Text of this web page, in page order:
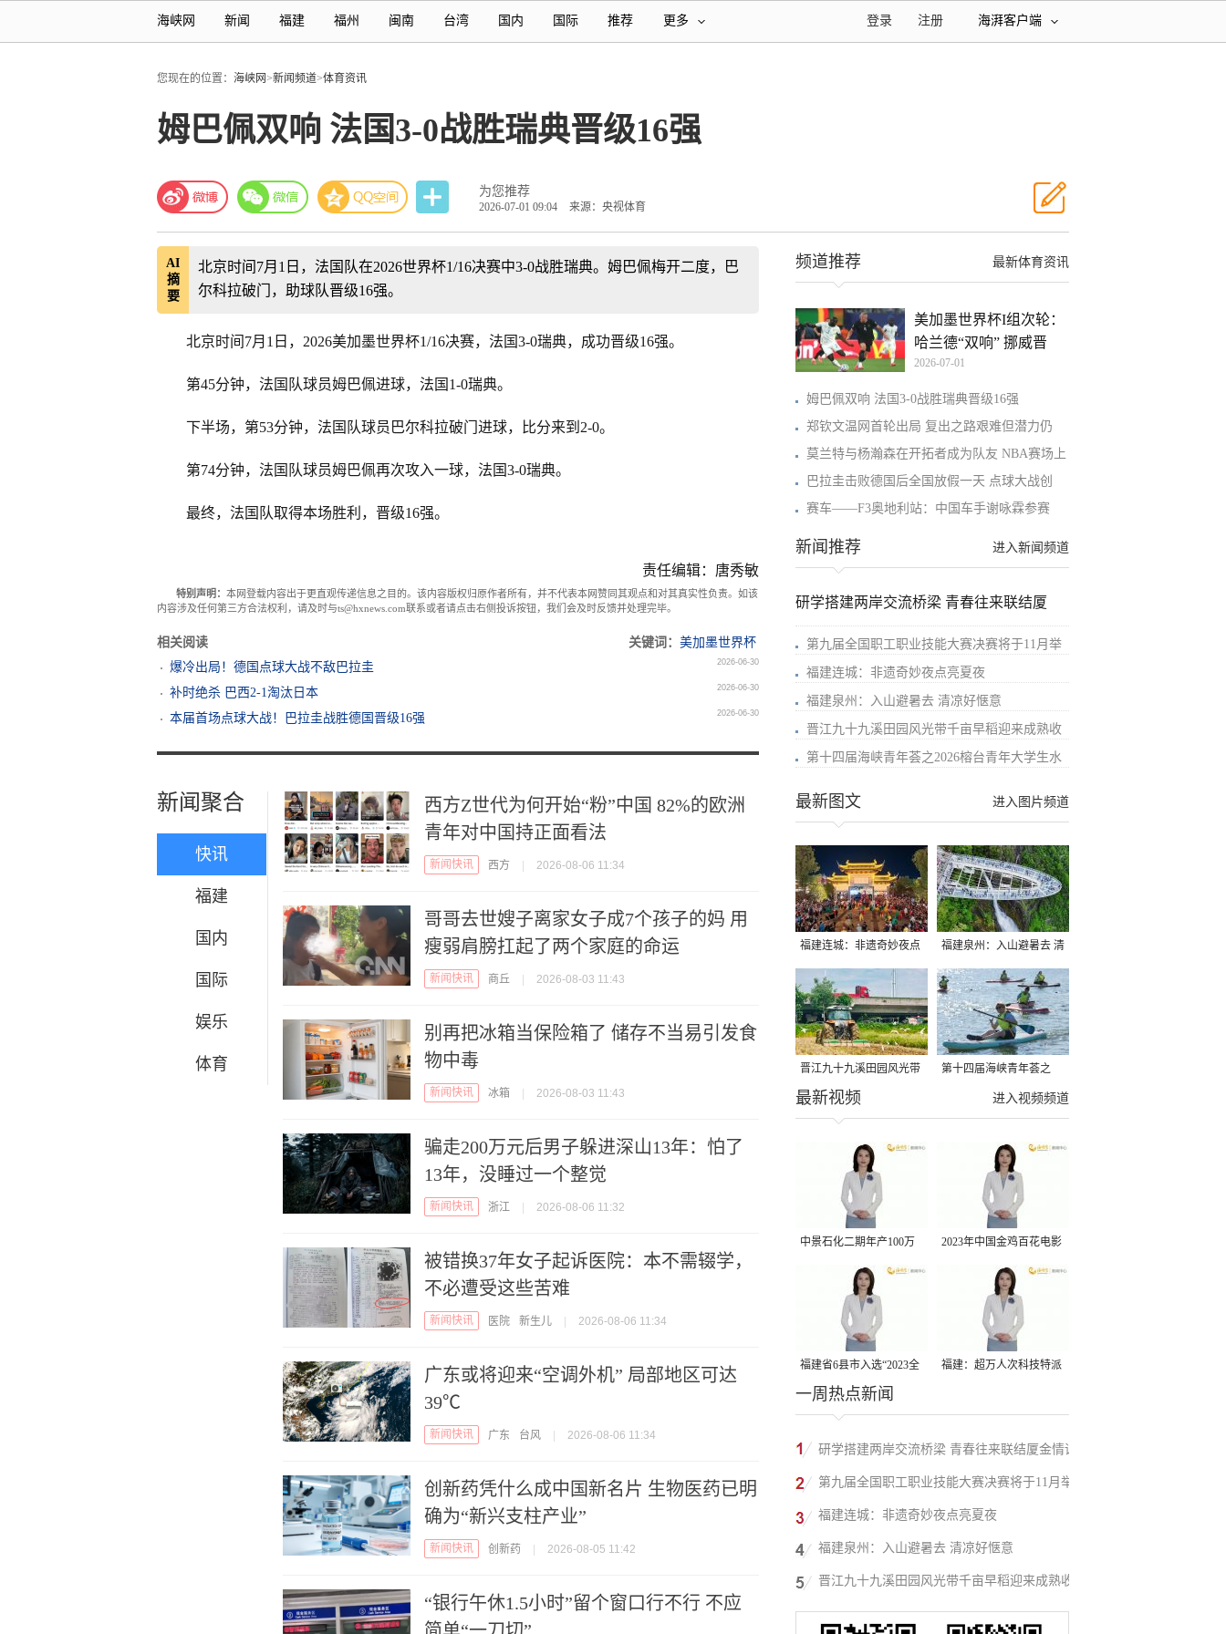
海峡网 新闻 福建 福州 闽南 台湾 国内 国际 推荐 更多 海湃客户端
注册
登录
您现在的位置： 海峡网>新闻频道>体育资讯
姆巴佩双响 法国3-0战胜瑞典晋级16强
为您推荐
2026-07-01 09:04 来源：央视体育
AI
摘
要
北京时间7月1日，法国队在2026世界杯1/16决赛中3-0战胜瑞典。姆巴佩梅开二度，巴
尔科拉破门，助球队晋级16强。
北京时间7月1日，2026美加墨世界杯1/16决赛，法国3-0瑞典，成功晋级16强。
第45分钟，法国队球员姆巴佩进球，法国1-0瑞典。
下半场，第53分钟，法国队球员巴尔科拉破门进球，比分来到2-0。
第74分钟，法国队球员姆巴佩再次攻入一球，法国3-0瑞典。
最终，法国队取得本场胜利，晋级16强。
责任编辑：唐秀敏
特别声明： 本网登载内容出于更直观传递信息之目的。该内容版权归原作者所有，并不代表本网赞同其观点和对其真实性负责。如该
内容涉及任何第三方合法权利，请及时与ts@hxnews.com联系或者请点击右侧投诉按钮，我们会及时反馈并处理完毕。
相关阅读 关键词： 美加墨世界杯
爆冷出局！德国点球大战不敌巴拉圭
2026-06-30
补时绝杀 巴西2-1淘汰日本 2026-06-30
本届首场点球大战！巴拉圭战胜德国晋级16强 2026-06-30
新闻聚合
快讯
福建
国内
国际
娱乐
体育
西方Z世代为何开始“粉”中国 82%的欧洲
青年对中国持正面看法
新闻快讯 西方 2026-08-06 11:34
哥哥去世嫂子离家女子成7个孩子的妈 用
瘦弱肩膀扛起了两个家庭的命运
新闻快讯 商丘 2026-08-03 11:43
别再把冰箱当保险箱了 储存不当易引发食
物中毒
新闻快讯 冰箱 2026-08-03 11:43
骗走200万元后男子躲进深山13年：怕了
13年，没睡过一个整觉
新闻快讯 浙江 2026-08-06 11:32
被错换37年女子起诉医院：本不需辍学，
不必遭受这些苦难
新闻快讯 医院 新生儿 2026-08-06 11:34
广东或将迎来“空调外机” 局部地区可达
39℃
新闻快讯 广东 台风 2026-08-06 11:34
创新药凭什么成中国新名片 生物医药已明
确为“新兴支柱产业”
新闻快讯 创新药 2026-08-05 11:42
“银行午休1.5小时”留个窗口行不行 不应
最新体育资讯
频道推荐
美加墨世界杯I组次轮：
哈兰德“双响” 挪威晋
2026-07-01
姆巴佩双响 法国3-0战胜瑞典晋级16强
郑钦文温网首轮出局 复出之路艰难但潜力仍
莫兰特与杨瀚森在开拓者成为队友 NBA赛场上
巴拉圭击败德国后全国放假一天 点球大战创
赛车——F3奥地利站：中国车手谢咏霖参赛
进入新闻频道
新闻推荐
研学搭建两岸交流桥梁 青春往来联结厦
第九届全国职工职业技能大赛决赛将于11月举
福建连城：非遗奇妙夜点亮夏夜
福建泉州：入山避暑去 清凉好惬意
晋江九十九溪田园风光带千亩早稻迎来成熟收
第十四届海峡青年荟之2026榕台青年大学生水
进入图片频道
最新图文
福建连城：非遗奇妙夜点
亮夏夜
福建泉州：入山避暑去 清
凉好惬意
晋江九十九溪田园风光带
千亩早稻迎来成熟收割季
第十四届海峡青年荟之
2026榕台青年大学生水上
进入视频频道
最新视频
中景石化二期年产100万
吨丙烷脱氢项目建成中交
2023年中国金鸡百花电影
节有福电影巡展31日启动
福建省6县市入选“2023全
国县域发展潜力百强县”
福建：超万人次科技特派
一周热点新闻
研学搭建两岸交流桥梁 青春往来联结厦金情谊
第九届全国职工职业技能大赛决赛将于11月举
行
福建连城：非遗奇妙夜点亮夏夜
福建泉州：入山避暑去 清凉好惬意
晋江九十九溪田园风光带千亩早稻迎来成熟收
割季